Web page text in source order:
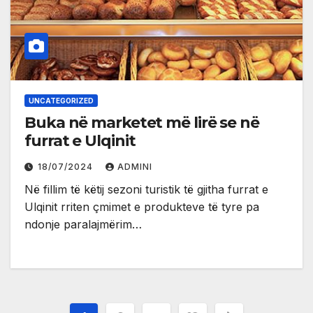
UNCATEGORIZED
Buka në marketet më lirë se në
furrat e Ulqinit
18/07/2024 ADMINI
Në fillim të këtij sezoni turistik të gjitha furrat e
Ulqinit rriten çmimet e produkteve të tyre pa
ndonje paralajmërim…